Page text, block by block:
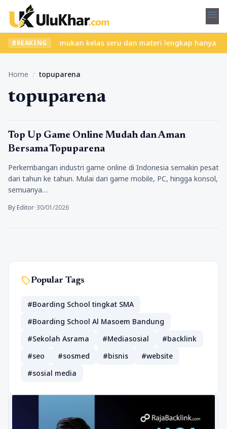
menu
BREAKING
ribet? Temukan kelas seru dan materi lengkap hanya di
Home / topuparena
topuparena
Lifestyle
Top Up Game Online Mudah dan Aman
Bersama Topuparena
Perkembangan industri game online di Indonesia semakin pesat
dari tahun ke tahun. Mulai dari game mobile, PC, hingga konsol,
semuanya…
By Editor•30/01/2026
sellPopular Tags
#Boarding School tingkat SMA
#Boarding School Al Masoem Bandung
#Sekolah Asrama
#Mediasosial
#backlink
#seo
#sosmed #bisnis
#website
#sosial media